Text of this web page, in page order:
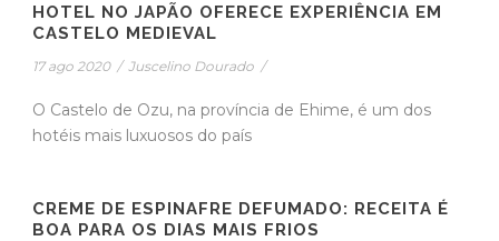
HOTEL NO JAPÃO OFERECE EXPERIÊNCIA EM
CASTELO MEDIEVAL
17 ago 2020 / Juscelino Dourado /
O Castelo de Ozu, na província de Ehime, é um dos
hotéis mais luxuosos do país
CREME DE ESPINAFRE DEFUMADO: RECEITA É
BOA PARA OS DIAS MAIS FRIOS